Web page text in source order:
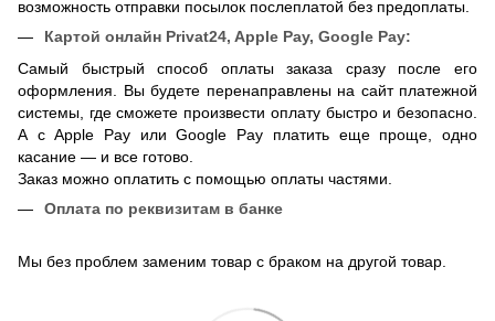
возможность отправки посылок послеплатой без предоплаты.
Картой онлайн Privat24, Apple Pay, Google Pay:
Самый быстрый способ оплаты заказа сразу после его
оформления. Вы будете перенаправлены на сайт платежной
системы, где сможете произвести оплату быстро и безопасно.
А с Apple Pay или Google Pay платить еще проще, одно
касание — и все готово.
Заказ можно оплатить с помощью оплаты частями.
Оплата по реквизитам в банке
Мы без проблем заменим товар с браком на другой товар.